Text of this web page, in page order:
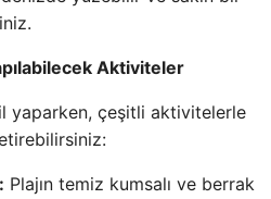
Aktiviteler
yaparken, çeşitli aktivitelerle
Plajın temiz kumsalı ve berrak